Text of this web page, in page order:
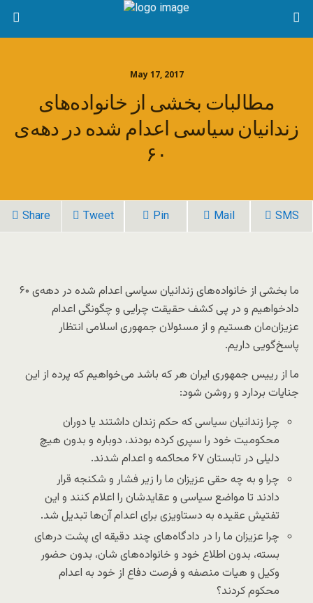
May 17, 2017
مطالبات بخشی از خانواده‌های
زندانیان سیاسی اعدام شده در دهه‌ی
۶۰
Share Tweet Pin Mail SMS
ما بخشی از خانواده‌های زندانیان سیاسی اعدام شده در دهه‌ی ۶۰
دادخواهیم و در پی کشف حقیقت چرایی و چگونگی اعدام
عزیزان‌مان هستیم و از مسئولان جمهوری اسلامی انتظار
پاسخ‌گویی داریم.
ما از رییس جمهوری ایران هر که باشد می‌خواهیم که پرده از این
جنایات بردارد و روشن شود:
چرا زندانیان سیاسی که حکم زندان داشتند یا دوران
محکومیت خود را سپری کرده بودند، دوباره و بدون هیچ
دلیلی در تابستان ۶۷ محاکمه و اعدام شدند.
چرا و به چه حقی عزیزان ما را زیر فشار و شکنجه قرار
دادند تا مواضع سیاسی و عقایدشان را اعلام کنند و این
تفتیش عقیده به دستاویزی برای اعدام آن‌ها تبدیل شد.
چرا عزیزان ما را در دادگاه‌های چند دقیقه ای پشت درهای
بسته، بدون اطلاع خود و خانواده‌های شان، بدون حضور
وکیل و هیات منصفه و فرصت دفاع از خود به اعدام
محکوم کردند؟